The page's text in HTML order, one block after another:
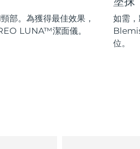
部。為獲得最佳效果，
LUNA™潔面儀。
如需
位。